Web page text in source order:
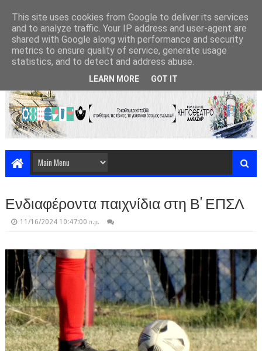
Ενδιαφέροντα παιχνίδια στη Β' ΕΠΣΛ
11/16/2024 10:47:00 π.μ.
This site uses cookies from Google to deliver its services
and to analyze traffic. Your IP address and user-agent are
shared with Google along with performance and security
metrics to ensure quality of service, generate usage
statistics, and to detect and address abuse.
LEARN MORE GOT IT